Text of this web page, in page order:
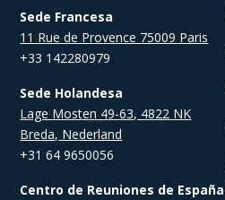
Sede Francesa
11 Rue de Provence 75009 Paris
+33 142280979
Sede Holandesa
Lage Mosten 49-63, 4822 NK
Breda, Nederland
+31 64 9650056
Centro de Reuniones de España